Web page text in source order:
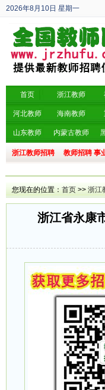
2026年8月10日 星期一
丙午年 六月廿八
首页 浙江教师
河北教师 海南教师
山东教师 内蒙古教师
浙江教师招聘 教师招聘 事
您现在的位置： 首页 >> 浙江
浙江省永康